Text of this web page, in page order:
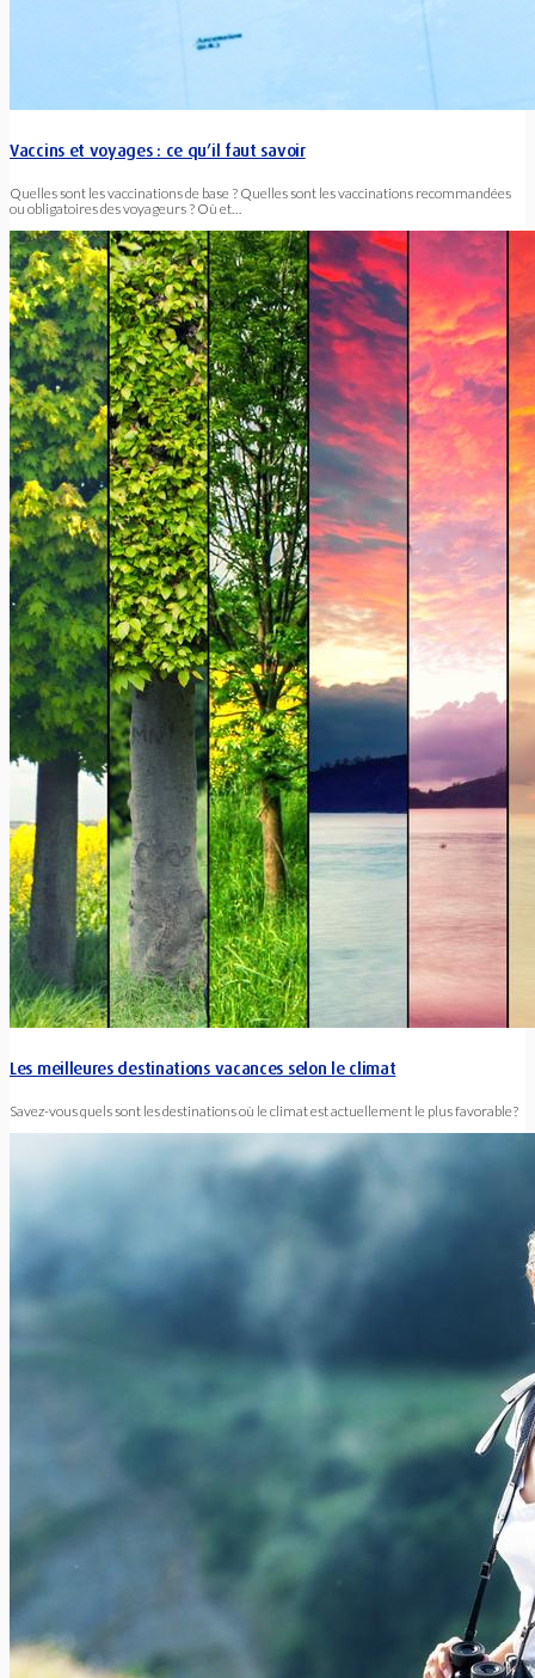
Vaccins et voyages : ce qu’il faut savoir
Quelles sont les vaccinations de base ? Quelles sont les vaccinations recommandées
ou obligatoires des voyageurs ? Où et…
Les meilleures destinations vacances selon le climat
Savez-vous quels sont les destinations où le climat est actuellement le plus favorable?